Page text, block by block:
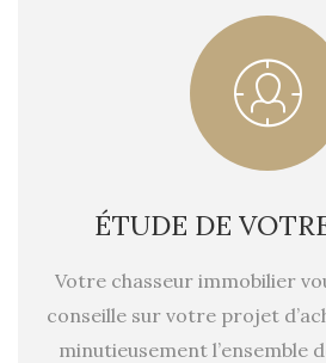
ÉTUDE DE
Votre chasseur immobilier
conseille sur votre projet
minutieusement l’ensemble